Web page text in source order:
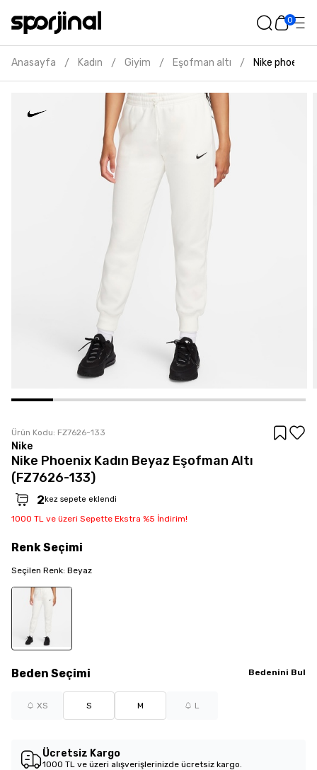
0
Anasayfa / Kadın / Giyim / Eşofman altı / Nike phoenix
Ürün Kodu: FZ7626-133
Nike
Nike Phoenix Kadın Beyaz Eşofman Altı
(FZ7626-133)
2 kez sepete eklendi
1000 TL ve üzeri Sepette Ekstra %5 İndirim!
Beden Seçimi Bedenini Bul
XS S M L
RenkSeçimi
Seçilen Renk: Beyaz
Ücretsiz Kargo
1000 TL ve üzeri alışverişlerinizde ücretsiz kargo.